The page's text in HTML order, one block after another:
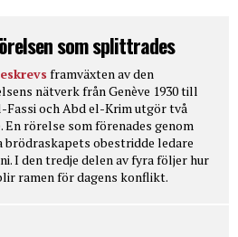
som splittrades
framväxten av den
nätverk från Genève 1930 till
Fassi och Abd el-Krim utgör två
En rörelse som förenades genom
obestridde ledare
I den tredje delen av fyra följer hur
ramen för dagens konflikt.